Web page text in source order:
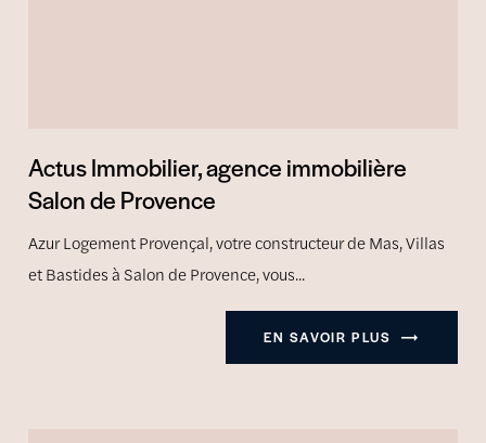
Actus Immobilier, agence immobilière
Salon de Provence
Azur Logement Provençal, votre constructeur de Mas, Villas
et Bastides à Salon de Provence, vous...
EN SAVOIR PLUS